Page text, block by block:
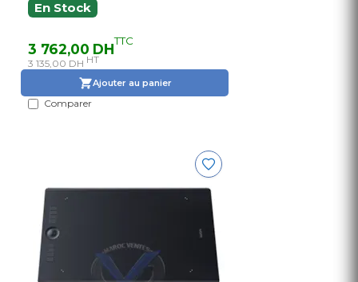
En Stock
3 762,00 DHTTC
3 135,00 DH HT
Ajouter au panier
Comparer